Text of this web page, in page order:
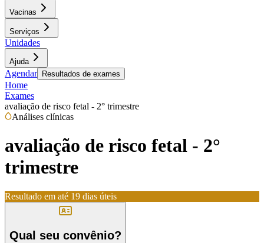
Vacinas
Serviços
Unidades
Ajuda
Agendar Resultados de exames
Home
Exames
avaliação de risco fetal - 2° trimestre
Análises clínicas
avaliação de risco fetal - 2°
trimestre
Resultado em até 19 dias úteis
Qual seu convênio?